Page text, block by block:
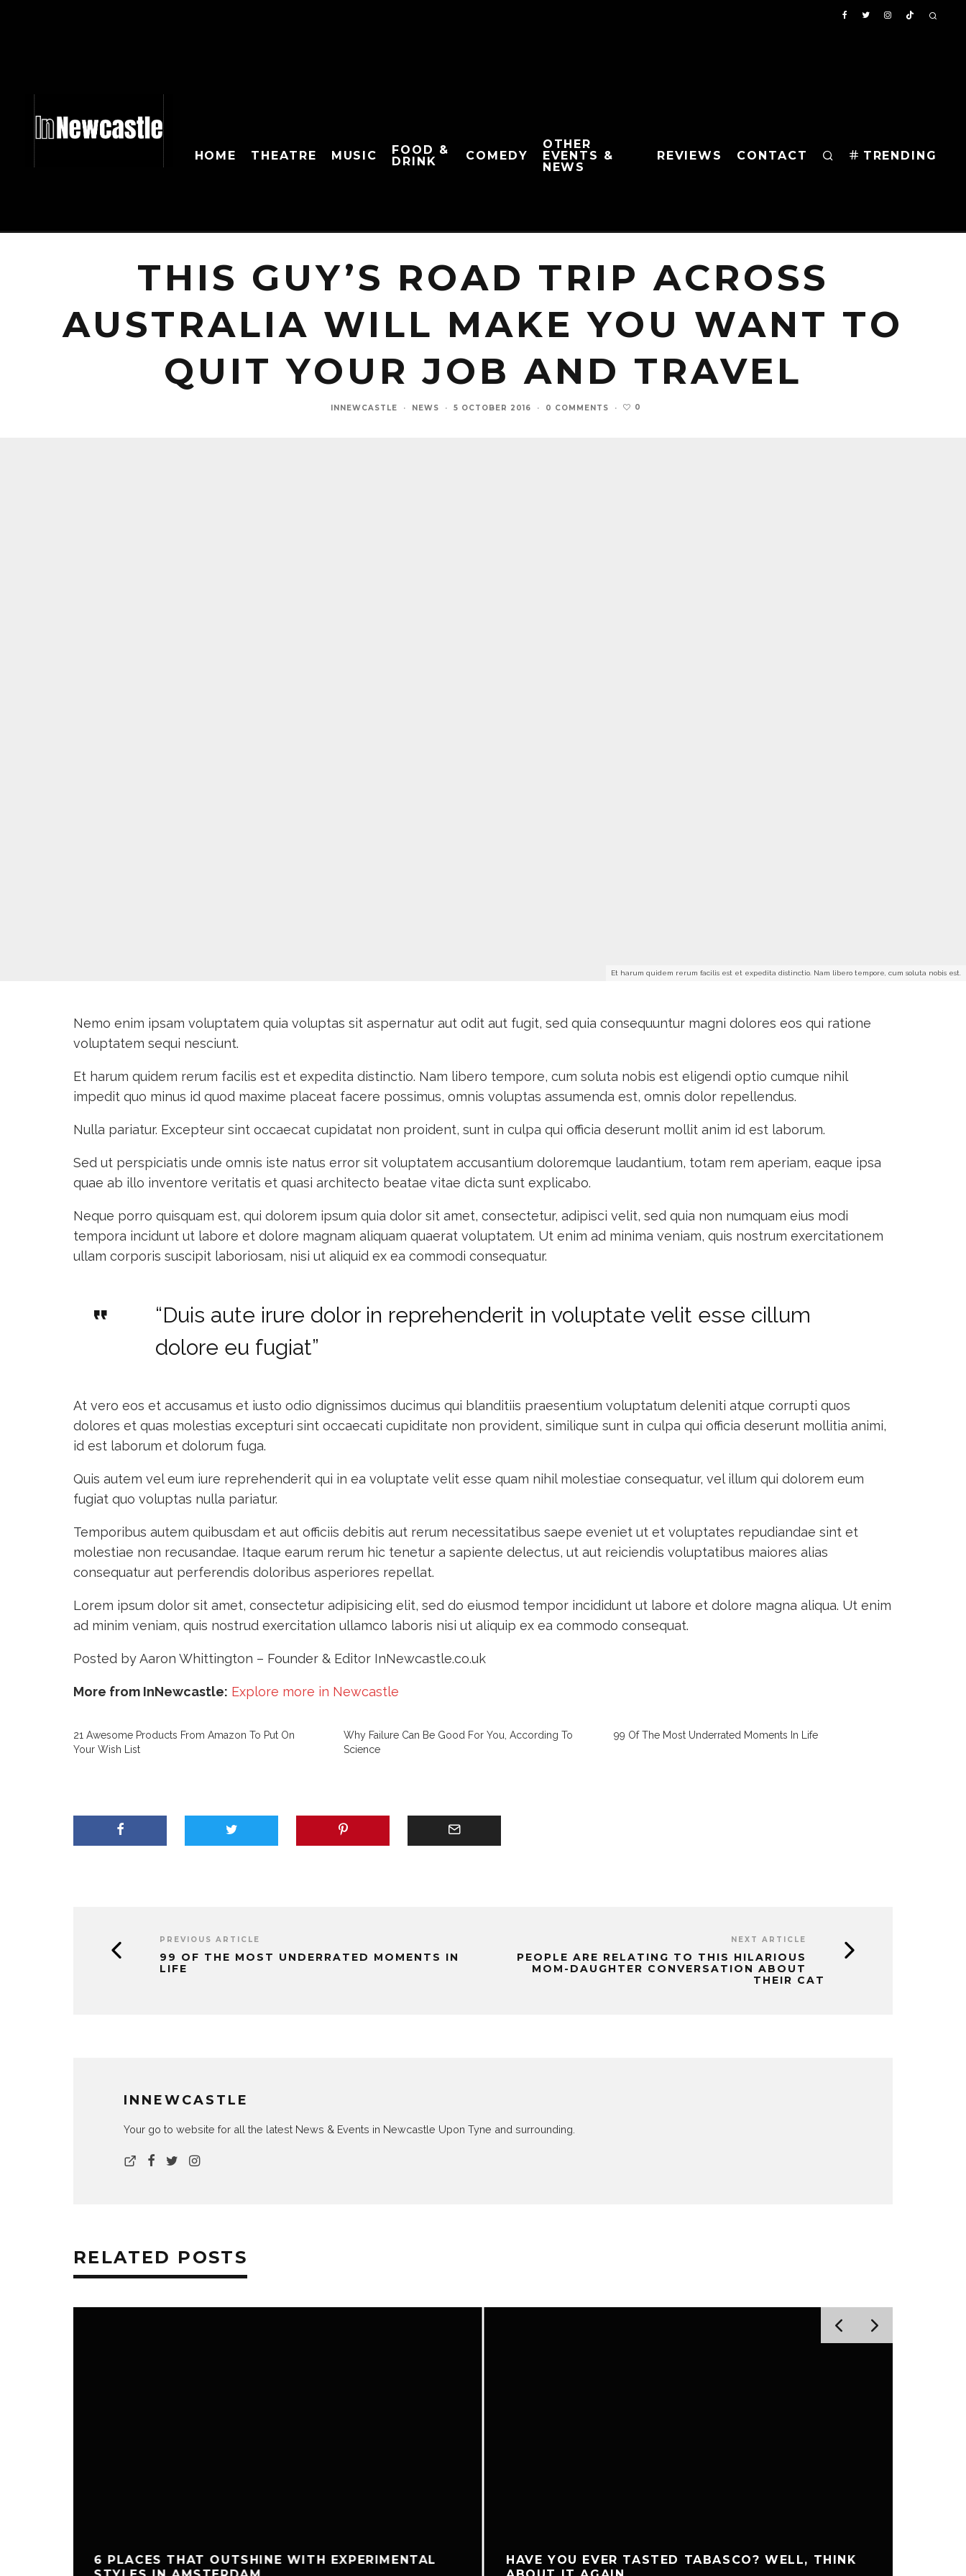
HOME THEATRE MUSIC
FOOD &
DRINK
COMEDY
OTHER
EVENTS &
NEWS
REVIEWS CONTACT TRENDING
THIS GUY’S ROAD TRIP ACROSS
AUSTRALIA WILL MAKE YOU WANT TO
QUIT YOUR JOB AND TRAVEL
INNEWCASTLE · NEWS · 5 OCTOBER 2016 · 0 COMMENTS · 0
Et harum quidem rerum facilis est et expedita distinctio. Nam libero tempore, cum soluta nobis est.
Nemo enim ipsam voluptatem quia voluptas sit aspernatur aut odit aut fugit, sed quia consequuntur magni dolores eos qui ratione
voluptatem sequi nesciunt.
Et harum quidem rerum facilis est et expedita distinctio. Nam libero tempore, cum soluta nobis est eligendi optio cumque nihil
impedit quo minus id quod maxime placeat facere possimus, omnis voluptas assumenda est, omnis dolor repellendus.
Nulla pariatur. Excepteur sint occaecat cupidatat non proident, sunt in culpa qui officia deserunt mollit anim id est laborum.
Sed ut perspiciatis unde omnis iste natus error sit voluptatem accusantium doloremque laudantium, totam rem aperiam, eaque ipsa
quae ab illo inventore veritatis et quasi architecto beatae vitae dicta sunt explicabo.
Neque porro quisquam est, qui dolorem ipsum quia dolor sit amet, consectetur, adipisci velit, sed quia non numquam eius modi
tempora incidunt ut labore et dolore magnam aliquam quaerat voluptatem. Ut enim ad minima veniam, quis nostrum exercitationem
ullam corporis suscipit laboriosam, nisi ut aliquid ex ea commodi consequatur.
“Duis aute irure dolor in reprehenderit in voluptate velit esse cillum
dolore eu fugiat”
At vero eos et accusamus et iusto odio dignissimos ducimus qui blanditiis praesentium voluptatum deleniti atque corrupti quos
dolores et quas molestias excepturi sint occaecati cupiditate non provident, similique sunt in culpa qui officia deserunt mollitia animi,
id est laborum et dolorum fuga.
Quis autem vel eum iure reprehenderit qui in ea voluptate velit esse quam nihil molestiae consequatur, vel illum qui dolorem eum
fugiat quo voluptas nulla pariatur.
Temporibus autem quibusdam et aut officiis debitis aut rerum necessitatibus saepe eveniet ut et voluptates repudiandae sint et
molestiae non recusandae. Itaque earum rerum hic tenetur a sapiente delectus, ut aut reiciendis voluptatibus maiores alias
consequatur aut perferendis doloribus asperiores repellat.
Lorem ipsum dolor sit amet, consectetur adipisicing elit, sed do eiusmod tempor incididunt ut labore et dolore magna aliqua. Ut enim
ad minim veniam, quis nostrud exercitation ullamco laboris nisi ut aliquip ex ea commodo consequat.
Posted by Aaron Whittington – Founder & Editor InNewcastle.co.uk
More from InNewcastle: Explore more in Newcastle
21 Awesome Products From Amazon To Put On
Your Wish List
Why Failure Can Be Good For You, According To
Science
99 Of The Most Underrated Moments In Life
PREVIOUS ARTICLE
99 OF THE MOST UNDERRATED MOMENTS IN
LIFE
NEXT ARTICLE
PEOPLE ARE RELATING TO THIS HILARIOUS
MOM-DAUGHTER CONVERSATION ABOUT
THEIR CAT
INNEWCASTLE
Your go to website for all the latest News & Events in Newcastle Upon Tyne and surrounding.
RELATED POSTS
6 PLACES THAT OUTSHINE WITH EXPERIMENTAL
HAVE YOU EVER TASTED TABASCO? WELL, THINK